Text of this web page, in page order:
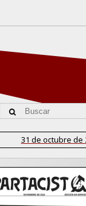
31 de octubre de